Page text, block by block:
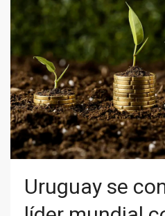
Uruguay se